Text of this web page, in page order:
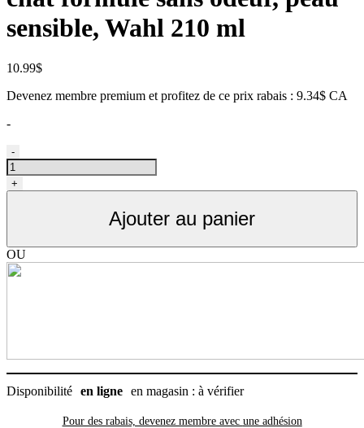
sensible, Wahl 210 ml
10.99$
Devenez membre premium et profitez de ce prix rabais : 9.34$ CA
-
quantité
de
Shampoing
sec
peau
sensible,
-
+
Ajouter au panier
OU
Disponibilité en ligne en magasin : à vérifier
Pour des rabais, devenez membre avec une adhésion